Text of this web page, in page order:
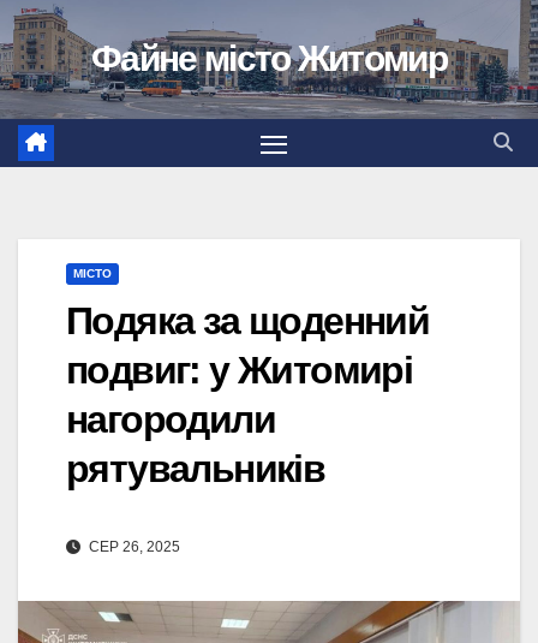
Перейти
до
вмісту
Файне місто Житомир
МІСТО
Подяка за щоденний
подвиг: у Житомирі
нагородили
рятувальників
СЕР 26, 2025